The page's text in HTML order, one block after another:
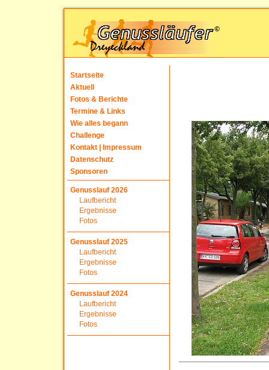
Startseite
Aktuell
Fotos & Berichte
Termine & Links
Wie alles begann
Challenge
Kontakt | Impressum
Datenschutz
Sponsoren
Genusslauf 2026
Laufbericht
Ergebnisse
Fotos
Genusslauf 2025
Laufbericht
Ergebnisse
Fotos
Genusslauf 2024
Laufbericht
Ergebnisse
Fotos